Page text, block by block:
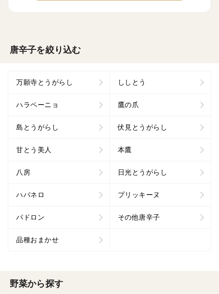
唐辛子を絞り込む
万願寺とうがらし ししとう
ハラペーニョ 鷹の爪
島とうがらし 伏見とうがらし
甘とう美人 本鷹
八房 日光とうがらし
ハバネロ プリッキーヌ
パドロン その他唐辛子
品種おまかせ
野菜から探す